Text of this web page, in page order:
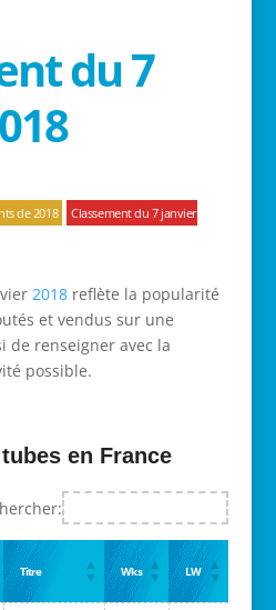
du 7
de 2018
Classement du 7 janvier
2018reflète la popularité
et vendus sur une
de renseigner avec la
possible.
en France
Titre Wks LW